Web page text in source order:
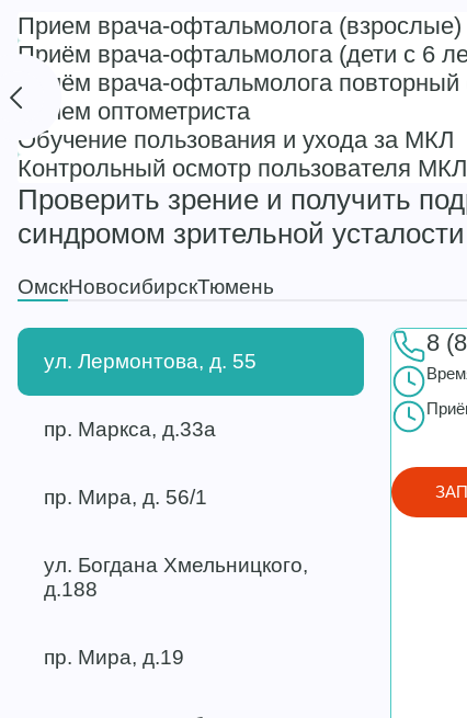
Прием врача-офтальмолога (взрослые)
Приём врача-офтальмолога (дети с 6
Приём врача-офтальмолога повторный
Прием оптометриста
Обучение пользования и ухода за МКЛ
Контрольный осмотр пользователя
Проверить зрение и получить
синдромом зрительной
ОмскНовосибирскТюмень
ул. Лермонтова, д. 55
пр. Маркса, д.33а
пр. Мира, д. 56/1
ул. Богдана Хмельницкого,
д.188
пр. Мира, д.19
8